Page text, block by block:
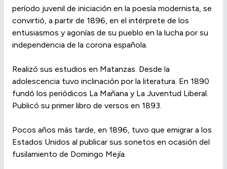
período juvenil de iniciación en la poesía modernista, se
convirtió, a partir de 1896, en el intérprete de los
entusiasmos y agonías de su pueblo en la lucha por su
independencia de la corona española.
Realizó sus estudios en Matanzas. Desde la
adolescencia tuvo inclinación por la literatura. En 1890
fundó los periódicos La Mañana y La Juventud Liberal.
Publicó su primer libro de versos en 1893.
Pocos años más tarde, en 1896, tuvo que emigrar a los
Estados Unidos al publicar sus sonetos en ocasión del
fusilamiento de Domingo Mejía.